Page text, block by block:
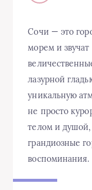
Сочи — это
морем и
лазурной
уникальную
не просто
телом и душой,
грандиозные
воспоминания.